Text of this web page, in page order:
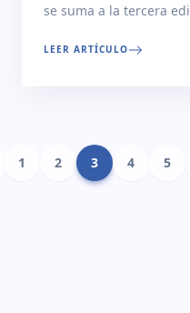
se suma a la tercera
mujeres, somos
LEER ARTÍCULO
1 2 3 4 5